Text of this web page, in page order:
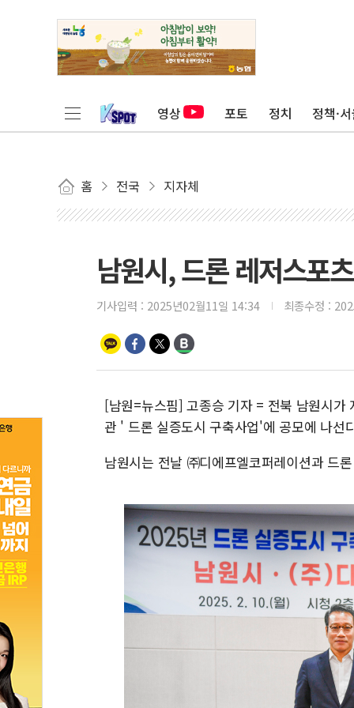
영상 포토 정치 정책·
홈 전국 지자체
남원시, 드론 레저스포
기사입력 : 2025년02월11일 14:34 최종수정 :
[남원=뉴스핌] 고종승 기자 = 전북 남원시가
관 ' 드론 실증도시 구축사업'에 공모에 나
남원시는 전날 ㈜디에프엘코퍼레이션과 드